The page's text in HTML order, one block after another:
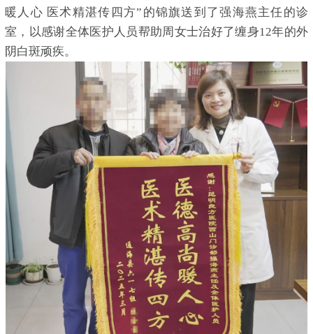
暖人心 医术精湛传四方”的锦旗送到了强海燕主任的诊
室，以感谢全体医护人员帮助周女士治好了缠身12年的外
阴白斑顽疾。